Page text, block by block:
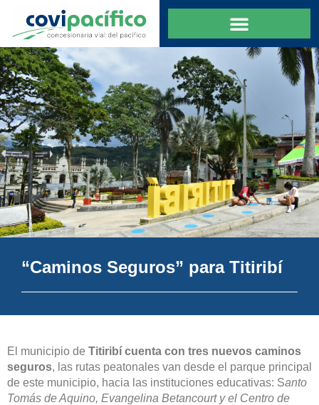
“Caminos Seguros” para Titiribí
El municipio de Titiribí cuenta con tres nuevos caminos
seguros, las rutas peatonales van desde el parque principal
de este municipio, hacia las instituciones educativas: Santo
Tomás de Aquino, Evangelina Betancourt y el Centro de